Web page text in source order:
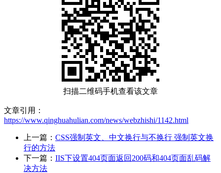
扫描二维码手机查看该文章
文章引用：
https://www.qinghuahulian.com/news/webzhishi/1142.html
上一篇： CSS强制英文、中文换行与不换行 强制英文换
行的方法
下一篇： IIS下设置404页面返回200码和404页面乱码解
决方法